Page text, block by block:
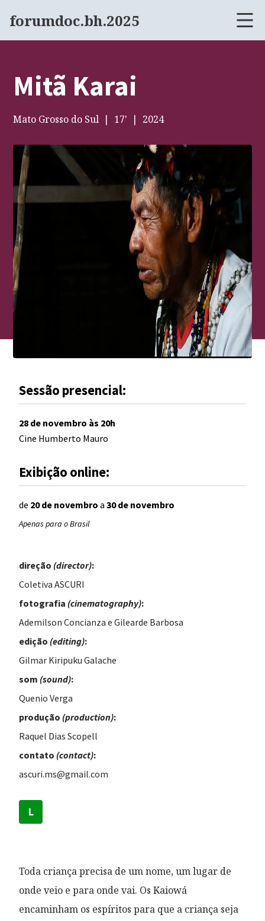
forumdoc.bh.2025
Mitã Karai
Mato Grosso do Sul 17' 2024
Sessão presencial:
28 de novembro às 20h
Cine Humberto Mauro
Exibição online:
de 20 de novembro a 30 de novembro
Apenas para o Brasil
direção (director):
Coletiva ASCURI
fotografia (cinematography):
Ademilson Concianza e Gilearde Barbosa
edição (editing):
Gilmar Kiripuku Galache
som (sound):
Quenio Verga
produção (production):
Raquel Dias Scopell
contato (contact):
ascuri.ms@gmail.com
L
Toda criança precisa de um nome, um lugar de
onde veio e para onde vai. Os Kaiowá
encaminham os espíritos para que a criança seja